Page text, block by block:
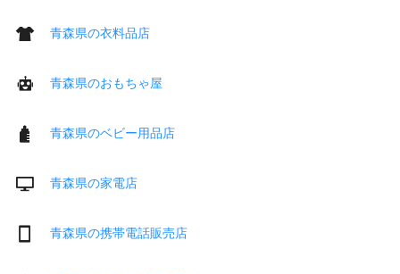
青森県の衣料品店
青森県のおもちゃ屋
青森県のベビー用品店
青森県の家電店
青森県の携帯電話販売店